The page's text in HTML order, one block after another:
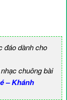
đáo dành cho
chuông bài
– Khánh